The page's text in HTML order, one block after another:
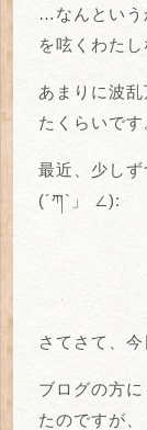
…なんという
を呟くわたし
あまりに波
たくらいです
最近、少し
(´ཀ`」 ∠):
さてさて、
ブログの方
たのですが、